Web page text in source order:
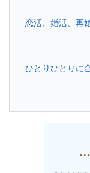
恋活、婚活、再
ひとりひとりに